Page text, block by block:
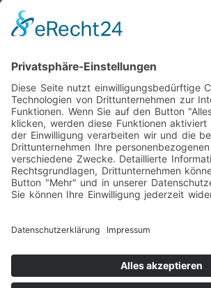
https://www.google.de/intl/de/
Impressum| Datenschutz|Folgen Sie
Social-Media Datenschutz
reikotec. Computer & Service ist ihr
Firmenbetreuung in Siegen-Eiserfeld und